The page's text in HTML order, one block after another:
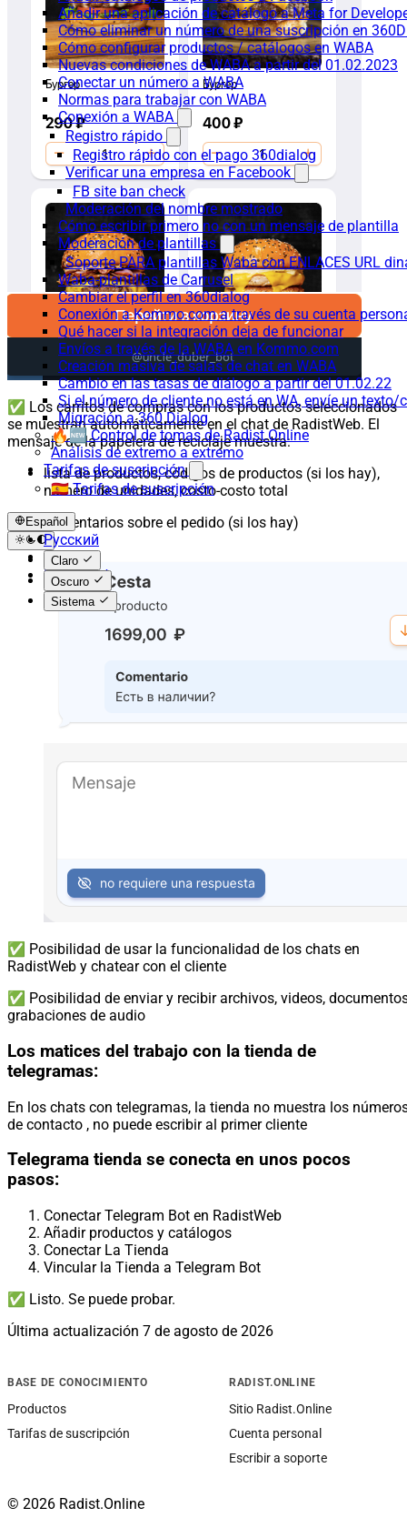
Añadir una aplicación de catálogo a Meta for
Cómo eliminar un número de una suscripción en
Cómo configurar productos / catálogos en WABA
Nuevas condiciones de WABA a partir del 01.02.2023
Conectar un número a WABA
Normas para trabajar con WABA
Conexión a WABA
Registro rápido
Registro rápido con el pago 360dialog
Verificar una empresa en Facebook
FB site ban check
Moderación del nombre mostrado
Cómo escribir primero no con un mensaje de plantilla
Moderación de plantillas
Soporte PARA plantillas Waba con ENLACES URL
Waba-plantillas de Carrusel
Cambiar el perfil en 360dialog
Conexión a Kommo.com a través de su cuenta
Qué hacer si la integración deja de funcionar
Envíos a través de la WABA en Kommo.com
Creación masiva de salas de chat en WABA
Cambio en las tasas de diálogo a partir del 01.02.22
Si el número de cliente no está en WA, envíe un
Migración a 360 Dialog
🔥🆕 Control de tomas de Radist.Online
Análisis de extremo a extremo
Tarifas de suscripción
🇪🇸 Tarifas de suscripción
Español
Русский
English
Español
Claro
Oscuro
Sistema
✅ Los carritos de compras con los productos seleccionados
se muestran automáticamente en el chat de RadistWeb. El
mensaje de la papelera de reciclaje muestra:
lista de productos, códigos de productos (si los hay),
número de unidades, costo-costo total
comentarios sobre el pedido (si los hay)
✅ Posibilidad de usar la funcionalidad de los chats en
RadistWeb y chatear con el cliente
✅ Posibilidad de enviar y recibir archivos, videos,
grabaciones de audio
Los matices del trabajo con la tienda de
telegramas:
En los chats con telegramas, la tienda no muestra los
de contacto , no puede escribir al primer cliente
Telegrama tienda se conecta en unos pocos
pasos:
Conectar Telegram Bot en RadistWeb
Añadir productos y catálogos
Conectar La Tienda
Vincular la Tienda a Telegram Bot
✅ Listo. Se puede probar.
Última actualización 7 de agosto de 2026
BASE DE CONOCIMIENTO
Productos
Tarifas de suscripción
RADIST.ONLINE
Sitio Radist.Online
Cuenta personal
Escribir a soporte
© 2026 Radist.Online